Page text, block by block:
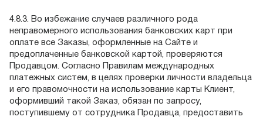
4.8.3. Во избежание случаев различного рода
неправомерного использования банковских карт при
оплате все Заказы, оформленные на Сайте и
предоплаченные банковской картой, проверяются
Продавцом. Согласно Правилам международных
платежных систем, в целях проверки личности владельца
и его правомочности на использование карты Клиент,
оформивший такой Заказ, обязан по запросу,
поступившему от сотрудника Продавца, предоставить